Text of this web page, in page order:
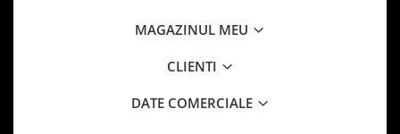
MAGAZINUL MEU
CLIENTI
DATE COMERCIALE